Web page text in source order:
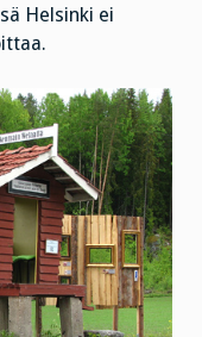
Helsinki ei